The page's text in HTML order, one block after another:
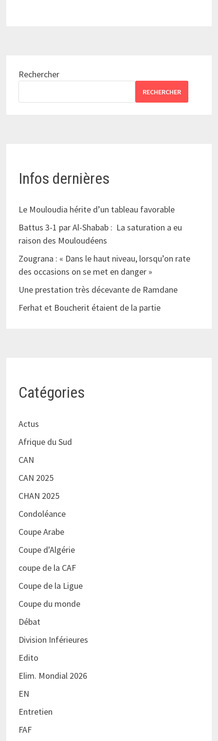
Rechercher
RECHERCHER
Infos dernières
Le Mouloudia hérite d’un tableau favorable
Battus 3-1 par Al-Shabab : La saturation a eu
raison des Mouloudéens
Zougrana : « Dans le haut niveau, lorsqu’on rate
des occasions on se met en danger »
Une prestation très décevante de Ramdane
Ferhat et Boucherit étaient de la partie
Catégories
Actus
Afrique du Sud
CAN
CAN 2025
CHAN 2025
Condoléance
Coupe Arabe
Coupe d'Algérie
coupe de la CAF
Coupe de la Ligue
Coupe du monde
Débat
Division Inférieures
Edito
Elim. Mondial 2026
EN
Entretien
FAF